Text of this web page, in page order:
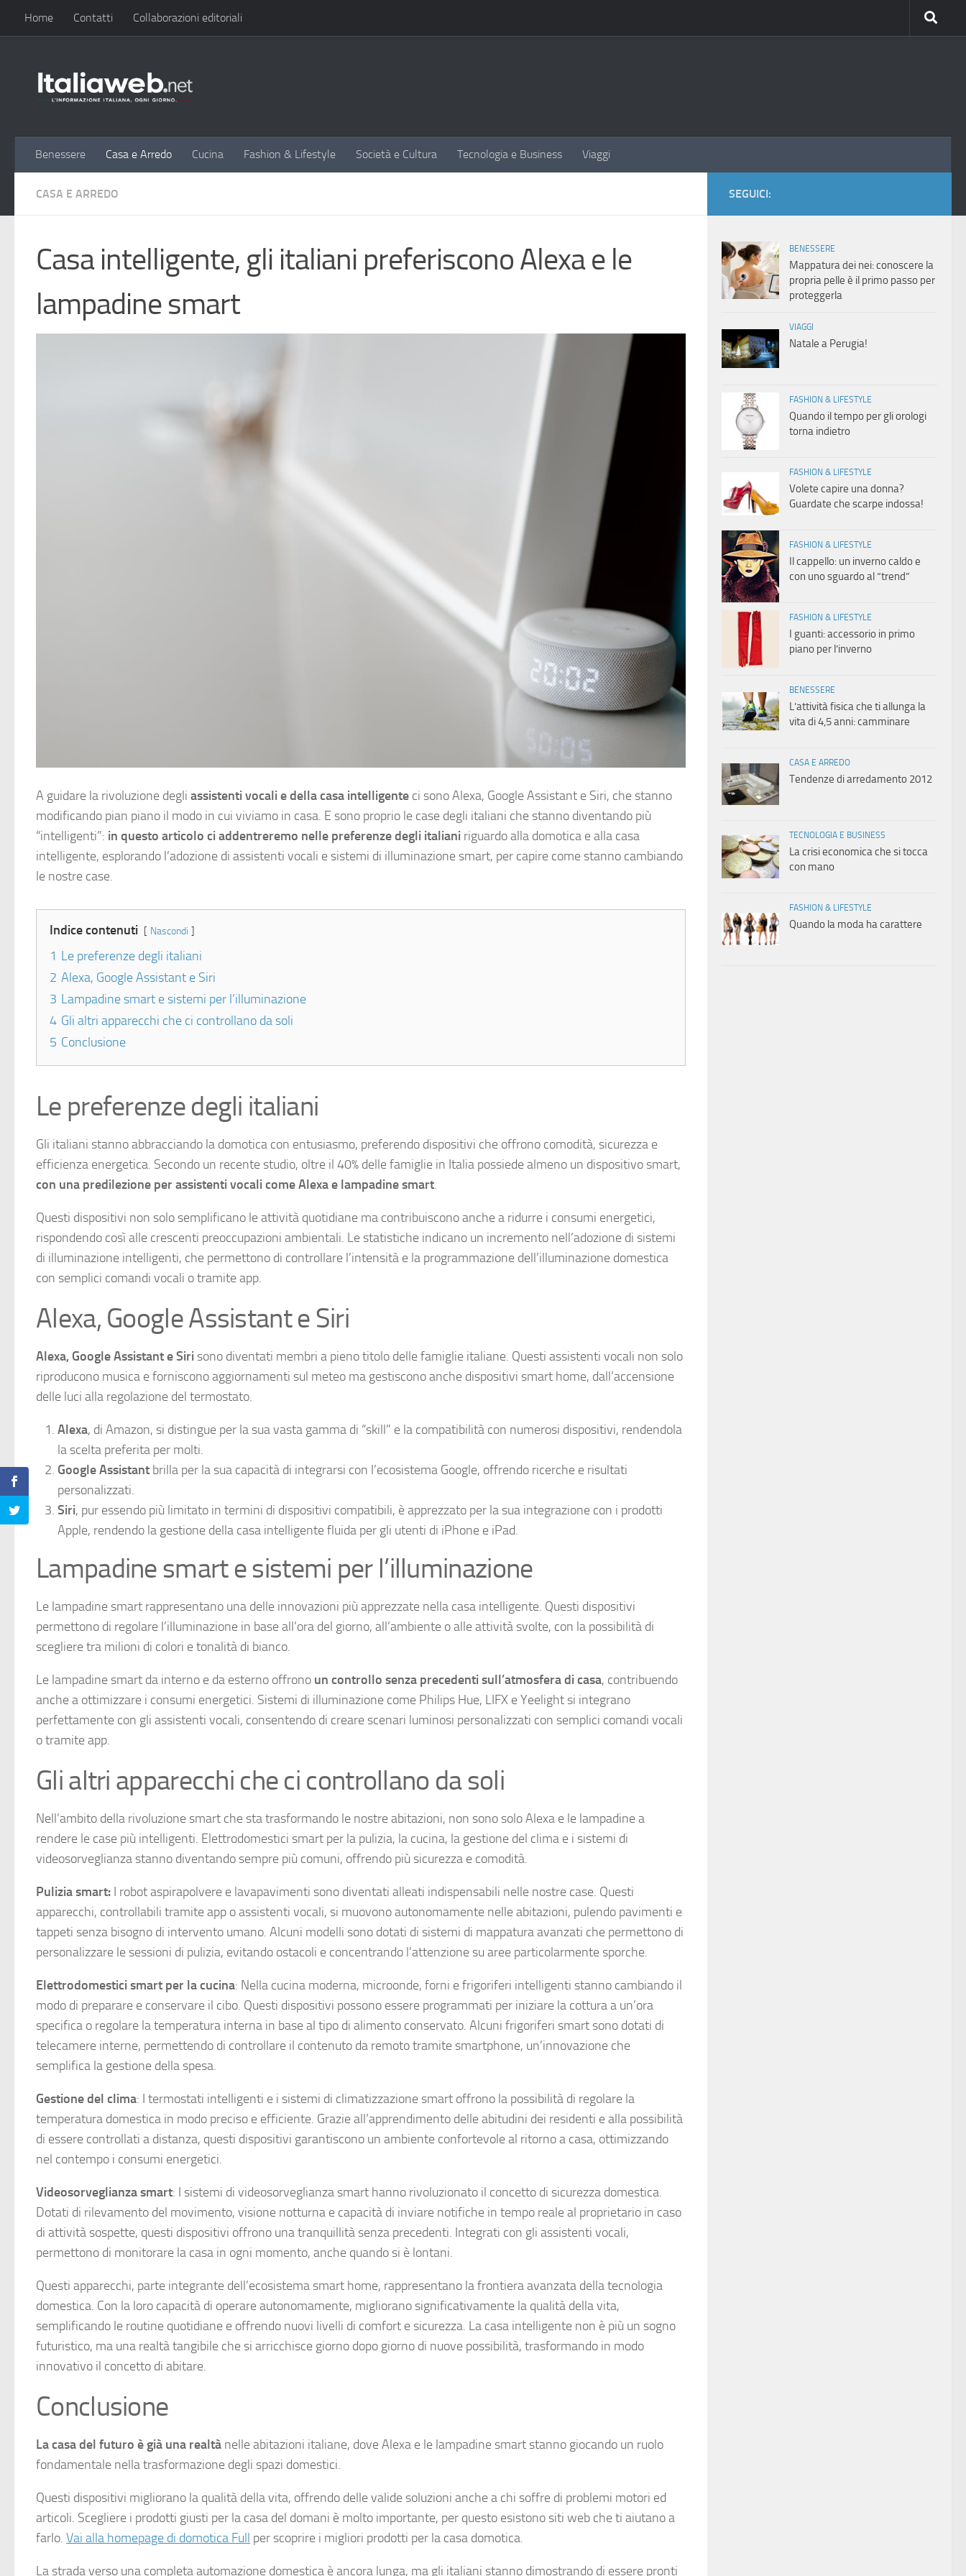
Sotto il contenuto
Home Contatti Collaborazioni editoriali
Benessere Casa e Arredo Cucina Fashion & Lifestyle Società e Cultura Tecnologia e Business Viaggi
CASA E ARREDO
Casa intelligente, gli italiani preferiscono Alexa e le
lampadine smart
A guidare la rivoluzione degli assistenti vocali e della casa intelligente ci sono Alexa, Google Assistant e Siri, che stanno
modificando pian piano il modo in cui viviamo in casa. E sono proprio le case degli italiani che stanno diventando più
“intelligenti”: in questo articolo ci addentreremo nelle preferenze degli italiani riguardo alla domotica e alla casa
intelligente, esplorando l’adozione di assistenti vocali e sistemi di illuminazione smart, per capire come stanno cambiando
le nostre case.
Indice contenuti Nascondi
1 Le preferenze degli italiani
2 Alexa, Google Assistant e Siri
3 Lampadine smart e sistemi per l’illuminazione
4 Gli altri apparecchi che ci controllano da soli
5 Conclusione
Le preferenze degli italiani
Gli italiani stanno abbracciando la domotica con entusiasmo, preferendo dispositivi che offrono comodità, sicurezza e
efficienza energetica. Secondo un recente studio, oltre il 40% delle famiglie in Italia possiede almeno un dispositivo smart,
con una predilezione per assistenti vocali come Alexa e lampadine smart.
Questi dispositivi non solo semplificano le attività quotidiane ma contribuiscono anche a ridurre i consumi energetici,
rispondendo così alle crescenti preoccupazioni ambientali. Le statistiche indicano un incremento nell’adozione di sistemi
di illuminazione intelligenti, che permettono di controllare l’intensità e la programmazione dell’illuminazione domestica
con semplici comandi vocali o tramite app.
Alexa, Google Assistant e Siri
Alexa, Google Assistant e Siri sono diventati membri a pieno titolo delle famiglie italiane. Questi assistenti vocali non solo
riproducono musica e forniscono aggiornamenti sul meteo ma gestiscono anche dispositivi smart home, dall’accensione
delle luci alla regolazione del termostato.
Alexa, di Amazon, si distingue per la sua vasta gamma di “skill” e la compatibilità con numerosi dispositivi, rendendola
la scelta preferita per molti.
Google Assistant brilla per la sua capacità di integrarsi con l’ecosistema Google, offrendo ricerche e risultati
personalizzati.
Siri, pur essendo più limitato in termini di dispositivi compatibili, è apprezzato per la sua integrazione con i prodotti
Apple, rendendo la gestione della casa intelligente fluida per gli utenti di iPhone e iPad.
Lampadine smart e sistemi per l’illuminazione
Le lampadine smart rappresentano una delle innovazioni più apprezzate nella casa intelligente. Questi dispositivi
permettono di regolare l’illuminazione in base all’ora del giorno, all’ambiente o alle attività svolte, con la possibilità di
scegliere tra milioni di colori e tonalità di bianco.
Le lampadine smart da interno e da esterno offrono un controllo senza precedenti sull’atmosfera di casa, contribuendo
anche a ottimizzare i consumi energetici. Sistemi di illuminazione come Philips Hue, LIFX e Yeelight si integrano
perfettamente con gli assistenti vocali, consentendo di creare scenari luminosi personalizzati con semplici comandi vocali
o tramite app.
Gli altri apparecchi che ci controllano da soli
Nell’ambito della rivoluzione smart che sta trasformando le nostre abitazioni, non sono solo Alexa e le lampadine a
rendere le case più intelligenti. Elettrodomestici smart per la pulizia, la cucina, la gestione del clima e i sistemi di
videosorveglianza stanno diventando sempre più comuni, offrendo più sicurezza e comodità.
Pulizia smart: I robot aspirapolvere e lavapavimenti sono diventati alleati indispensabili nelle nostre case. Questi
apparecchi, controllabili tramite app o assistenti vocali, si muovono autonomamente nelle abitazioni, pulendo pavimenti e
tappeti senza bisogno di intervento umano. Alcuni modelli sono dotati di sistemi di mappatura avanzati che permettono di
personalizzare le sessioni di pulizia, evitando ostacoli e concentrando l’attenzione su aree particolarmente sporche.
Elettrodomestici smart per la cucina: Nella cucina moderna, microonde, forni e frigoriferi intelligenti stanno cambiando il
modo di preparare e conservare il cibo. Questi dispositivi possono essere programmati per iniziare la cottura a un’ora
specifica o regolare la temperatura interna in base al tipo di alimento conservato. Alcuni frigoriferi smart sono dotati di
telecamere interne, permettendo di controllare il contenuto da remoto tramite smartphone, un’innovazione che
semplifica la gestione della spesa.
Gestione del clima: I termostati intelligenti e i sistemi di climatizzazione smart offrono la possibilità di regolare la
temperatura domestica in modo preciso e efficiente. Grazie all’apprendimento delle abitudini dei residenti e alla possibilità
di essere controllati a distanza, questi dispositivi garantiscono un ambiente confortevole al ritorno a casa, ottimizzando
nel contempo i consumi energetici.
Videosorveglianza smart: I sistemi di videosorveglianza smart hanno rivoluzionato il concetto di sicurezza domestica.
Dotati di rilevamento del movimento, visione notturna e capacità di inviare notifiche in tempo reale al proprietario in caso
di attività sospette, questi dispositivi offrono una tranquillità senza precedenti. Integrati con gli assistenti vocali,
permettono di monitorare la casa in ogni momento, anche quando si è lontani.
Questi apparecchi, parte integrante dell’ecosistema smart home, rappresentano la frontiera avanzata della tecnologia
domestica. Con la loro capacità di operare autonomamente, migliorano significativamente la qualità della vita,
semplificando le routine quotidiane e offrendo nuovi livelli di comfort e sicurezza. La casa intelligente non è più un sogno
futuristico, ma una realtà tangibile che si arricchisce giorno dopo giorno di nuove possibilità, trasformando in modo
innovativo il concetto di abitare.
Conclusione
La casa del futuro è già una realtà nelle abitazioni italiane, dove Alexa e le lampadine smart stanno giocando un ruolo
fondamentale nella trasformazione degli spazi domestici.
Questi dispositivi migliorano la qualità della vita, offrendo delle valide soluzioni anche a chi soffre di problemi motori ed
articoli. Scegliere i prodotti giusti per la casa del domani è molto importante, per questo esistono siti web che ti aiutano a
farlo. Vai alla homepage di domotica Full per scoprire i migliori prodotti per la casa domotica.
La strada verso una completa automazione domestica è ancora lunga, ma gli italiani stanno dimostrando di essere pronti
SEGUICI:
BENESSERE
Mappatura dei nei: conoscere la
propria pelle è il primo passo per
proteggerla
VIAGGI
Natale a Perugia!
FASHION & LIFESTYLE
Quando il tempo per gli orologi
torna indietro
FASHION & LIFESTYLE
Volete capire una donna?
Guardate che scarpe indossa!
FASHION & LIFESTYLE
Il cappello: un inverno caldo e
con uno sguardo al “trend”
FASHION & LIFESTYLE
I guanti: accessorio in primo
piano per l’inverno
BENESSERE
L’attività fisica che ti allunga la
vita di 4,5 anni: camminare
CASA E ARREDO
Tendenze di arredamento 2012
TECNOLOGIA E BUSINESS
La crisi economica che si tocca
con mano
FASHION & LIFESTYLE
Quando la moda ha carattere